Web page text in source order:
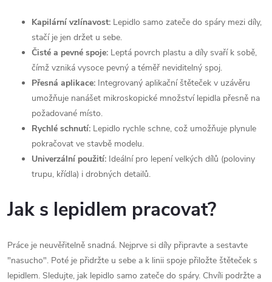
Kapilární vzlínavost: Lepidlo samo zateče do spáry mezi díly,
stačí je jen držet u sebe.
Čisté a pevné spoje: Leptá povrch plastu a díly svaří k sobě,
čímž vzniká vysoce pevný a téměř neviditelný spoj.
Přesná aplikace: Integrovaný aplikační štěteček v uzávěru
umožňuje nanášet mikroskopické množství lepidla přesně na
požadované místo.
Rychlé schnutí: Lepidlo rychle schne, což umožňuje plynule
pokračovat ve stavbě modelu.
Univerzální použití: Ideální pro lepení velkých dílů (poloviny
trupu, křídla) i drobných detailů.
Jak s lepidlem pracovat?
Práce je neuvěřitelně snadná. Nejprve si díly připravte a sestavte
"nasucho". Poté je přidržte u sebe a k linii spoje přiložte štěteček s
lepidlem. Sledujte, jak lepidlo samo zateče do spáry. Chvíli podržte a